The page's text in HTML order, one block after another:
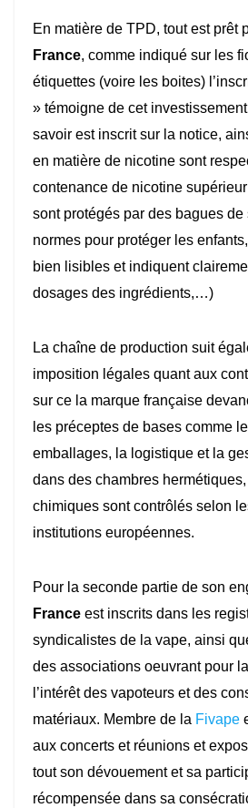
En matière de TPD, tout est prêt
France, comme indiqué sur les
étiquettes (voire les boites)
» témoigne de cet
savoir est inscrit sur la notice,
en matière de nicotine sont
contenance de nicotine
sont protégés par des bagues
normes pour protéger les
bien lisibles et indiquent
dosages des ingrédients,…)
La chaîne de production suit
imposition légales quant aux
sur ce la marque française
les préceptes de bases comme
emballages, la logistique et la
dans des chambres
chimiques sont contrôlés selon
institutions européennes.
Pour la seconde partie de son
France est inscrits dans les
syndicalistes de la vape, ainsi
des associations oeuvrant pour
l’intérêt des vapoteurs et des
matériaux. Membre de la Fivape
aux concerts et réunions et
tout son dévouement et sa
récompensée dans sa